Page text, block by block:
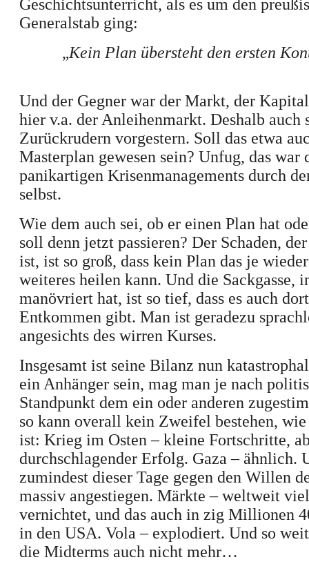
Geschichtsunterricht, als es um den
Generalstab ging:
„Kein Plan übersteht den ersten
Und der Gegner war der Markt, der
hier v.a. der Anleihenmarkt. Deshalb auch
Zurückrudern vorgestern. Soll das etwa
Masterplan gewesen sein? Unfug, das war
panikartigen Krisenmanagements durch
selbst.
Wie dem auch sei, ob er einen Plan hat
soll denn jetzt passieren? Der Schaden,
ist, ist so groß, dass kein Plan das je
weiteres heilen kann. Und die Sackgasse,
manövriert hat, ist so tief, dass es auch
Entkommen gibt. Man ist geradezu
angesichts des wirren Kurses.
Insgesamt ist seine Bilanz nun
ein Anhänger sein, mag man je nach
Standpunkt dem ein oder anderen
so kann overall kein Zweifel bestehen,
ist: Krieg im Osten – kleine Fortschritte,
durchschlagender Erfolg. Gaza – ähnlich.
zumindest dieser Tage gegen den Willen
massiv angestiegen. Märkte – weltweit
vernichtet, und das auch in zig Millionen
in den USA. Vola – explodiert. Und so
die Midterms auch nicht mehr…